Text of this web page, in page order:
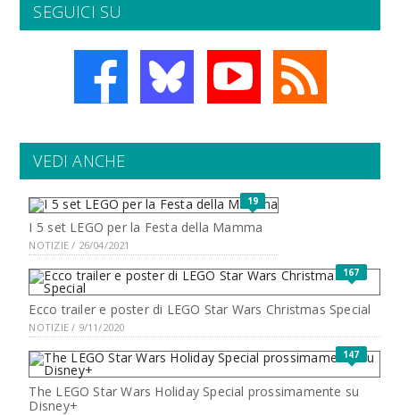
SEGUICI SU
VEDI ANCHE
19
I 5 set LEGO per la Festa della Mamma
NOTIZIE / 26/04/2021
167
Ecco trailer e poster di LEGO Star Wars Christmas Special
NOTIZIE / 9/11/2020
147
The LEGO Star Wars Holiday Special prossimamente su
Disney+